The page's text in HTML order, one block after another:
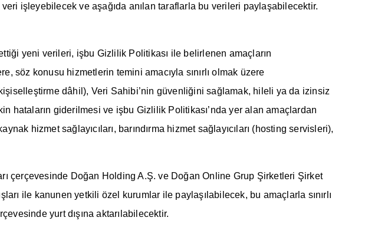
işleyebilecek ve aşağıda anılan taraflarla bu verileri paylaşabilecektir.
yeni verileri, işbu Gizlilik Politikası ile belirlenen amaçların
söz konusu hizmetlerin temini amacıyla sınırlı olmak üzere
dâhil), Veri Sahibi’nin güvenliğini sağlamak, hileli ya da izinsiz
hataların giderilmesi ve işbu Gizlilik Politikası’nda yer alan amaçlardan
hizmet sağlayıcıları, barındırma hizmet sağlayıcıları (hosting servisleri),
çerçevesinde Doğan Holding A.Ş. ve Doğan Online Grup Şirketleri Şirket
ile kanunen yetkili özel kurumlar ile paylaşılabilecek, bu amaçlarla sınırlı
yurt dışına aktarılabilecektir.